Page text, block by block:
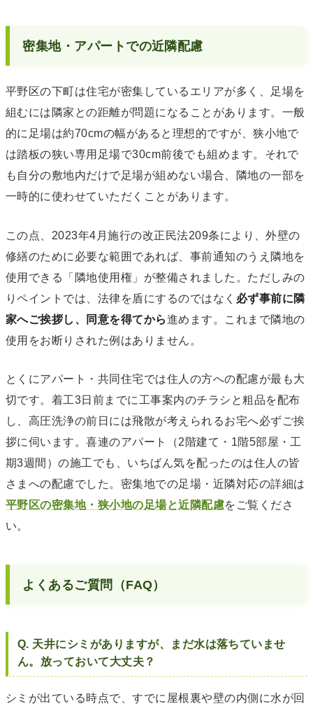
密集地・アパートでの近隣配慮
平野区の下町は住宅が密集しているエリアが多く、足場を
組むには隣家との距離が問題になることがあります。一般
的に足場は約70cmの幅があると理想的ですが、狭小地で
は踏板の狭い専用足場で30cm前後でも組めます。それで
も自分の敷地内だけで足場が組めない場合、隣地の一部を
一時的に使わせていただくことがあります。
この点、2023年4月施行の改正民法209条により、外壁の
修繕のために必要な範囲であれば、事前通知のうえ隣地を
使用できる「隣地使用権」が整備されました。ただしみの
りペイントでは、法律を盾にするのではなく 必ず事前に隣
家へご挨拶し、同意を得てから進めます。これまで隣地の
使用をお断りされた例はありません。
とくにアパート・共同住宅では住人の方への配慮が最も大
切です。着工3日前までに工事案内のチラシと粗品を配布
し、高圧洗浄の前日には飛散が考えられるお宅へ必ずご挨
拶に伺います。喜連のアパート（2階建て・1階5部屋・工
期3週間）の施工でも、いちばん気を配ったのは住人の皆
さまへの配慮でした。密集地での足場・近隣対応の詳細は
平野区の密集地・狭小地の足場と近隣配慮をご覧くださ
い。
よくあるご質問（FAQ）
Q. 天井にシミがありますが、まだ水は落ちていませ
ん。放っておいて大丈夫？
シミが出ている時点で、すでに屋根裏や壁の内側に水が回